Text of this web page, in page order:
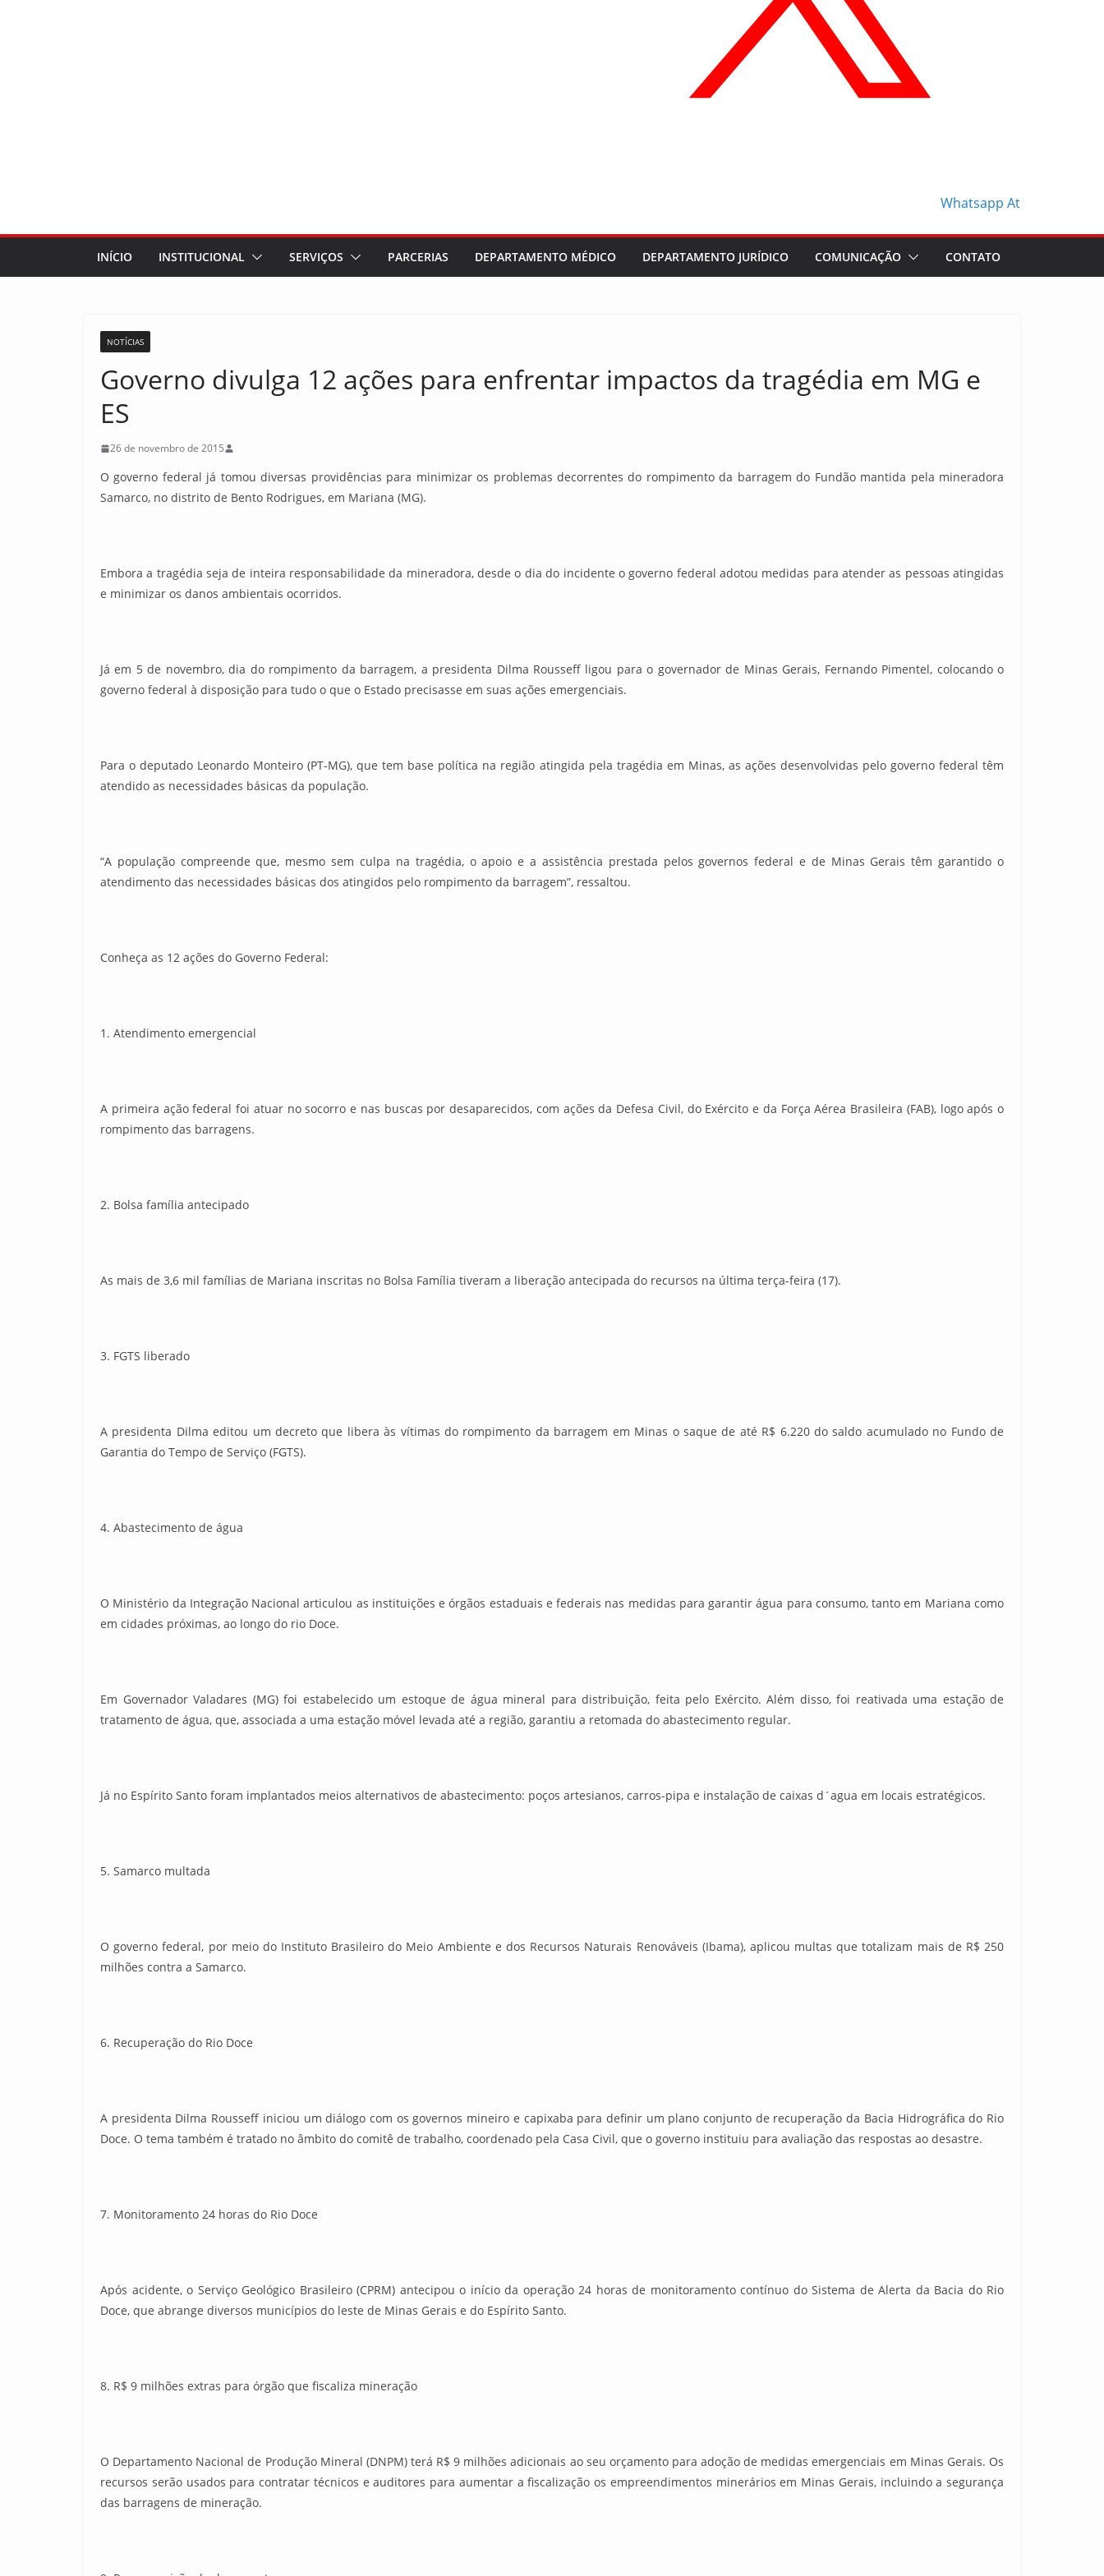
Whatsapp At
INÍCIO INSTITUCIONAL SERVIÇOS PARCERIAS DEPARTAMENTO MÉDICO DEPARTAMENTO JURÍDICO COMUNICAÇÃO CONTATO
NOTÍCIAS
Governo divulga 12 ações para enfrentar impactos da tragédia em MG e
ES
26 de novembro de 2015
O governo federal já tomou diversas providências para minimizar os problemas decorrentes do rompimento da barragem do Fundão mantida pela mineradora
Samarco, no distrito de Bento Rodrigues, em Mariana (MG).
Embora a tragédia seja de inteira responsabilidade da mineradora, desde o dia do incidente o governo federal adotou medidas para atender as pessoas atingidas
e minimizar os danos ambientais ocorridos.
Já em 5 de novembro, dia do rompimento da barragem, a presidenta Dilma Rousseff ligou para o governador de Minas Gerais, Fernando Pimentel, colocando o
governo federal à disposição para tudo o que o Estado precisasse em suas ações emergenciais.
Para o deputado Leonardo Monteiro (PT-MG), que tem base política na região atingida pela tragédia em Minas, as ações desenvolvidas pelo governo federal têm
atendido as necessidades básicas da população.
“A população compreende que, mesmo sem culpa na tragédia, o apoio e a assistência prestada pelos governos federal e de Minas Gerais têm garantido o
atendimento das necessidades básicas dos atingidos pelo rompimento da barragem”, ressaltou.
Conheça as 12 ações do Governo Federal:
1. Atendimento emergencial
A primeira ação federal foi atuar no socorro e nas buscas por desaparecidos, com ações da Defesa Civil, do Exército e da Força Aérea Brasileira (FAB), logo após o
rompimento das barragens.
2. Bolsa família antecipado
As mais de 3,6 mil famílias de Mariana inscritas no Bolsa Família tiveram a liberação antecipada do recursos na última terça-feira (17).
3. FGTS liberado
A presidenta Dilma editou um decreto que libera às vítimas do rompimento da barragem em Minas o saque de até R$ 6.220 do saldo acumulado no Fundo de
Garantia do Tempo de Serviço (FGTS).
4. Abastecimento de água
O Ministério da Integração Nacional articulou as instituições e órgãos estaduais e federais nas medidas para garantir água para consumo, tanto em Mariana como
em cidades próximas, ao longo do rio Doce.
Em Governador Valadares (MG) foi estabelecido um estoque de água mineral para distribuição, feita pelo Exército. Além disso, foi reativada uma estação de
tratamento de água, que, associada a uma estação móvel levada até a região, garantiu a retomada do abastecimento regular.
Já no Espírito Santo foram implantados meios alternativos de abastecimento: poços artesianos, carros-pipa e instalação de caixas d´agua em locais estratégicos.
5. Samarco multada
O governo federal, por meio do Instituto Brasileiro do Meio Ambiente e dos Recursos Naturais Renováveis (Ibama), aplicou multas que totalizam mais de R$ 250
milhões contra a Samarco.
6. Recuperação do Rio Doce
A presidenta Dilma Rousseff iniciou um diálogo com os governos mineiro e capixaba para definir um plano conjunto de recuperação da Bacia Hidrográfica do Rio
Doce. O tema também é tratado no âmbito do comitê de trabalho, coordenado pela Casa Civil, que o governo instituiu para avaliação das respostas ao desastre.
7. Monitoramento 24 horas do Rio Doce
Após acidente, o Serviço Geológico Brasileiro (CPRM) antecipou o início da operação 24 horas de monitoramento contínuo do Sistema de Alerta da Bacia do Rio
Doce, que abrange diversos municípios do leste de Minas Gerais e do Espírito Santo.
8. R$ 9 milhões extras para órgão que fiscaliza mineração
O Departamento Nacional de Produção Mineral (DNPM) terá R$ 9 milhões adicionais ao seu orçamento para adoção de medidas emergenciais em Minas Gerais. Os
recursos serão usados para contratar técnicos e auditores para aumentar a fiscalização os empreendimentos minerários em Minas Gerais, incluindo a segurança
das barragens de mineração.